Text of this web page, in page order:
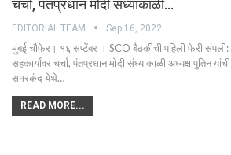
चर्चा, पंतप्रधान मोदी संध्याकाळी…
EDITORIAL TEAM Sep 16, 2022
मुंबई चौफेर। १६ सप्टेंबर । SCO बैठकीची पहिली फेरी संपली:
सहकार्यावर चर्चा, पंतप्रधान मोदी संध्याकाळी अध्यक्ष पुतिन
समरकंद येथे…
READ MORE...